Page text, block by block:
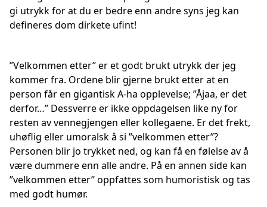
gi utrykk for at du er bedre enn andre syns jeg kan
defineres dom dirkete ufint!
”Velkommen etter” er et godt brukt utrykk der jeg
kommer fra. Ordene blir gjerne brukt etter at en
person får en gigantisk A-ha opplevelse; ”Åjaa, er det
derfor…” Dessverre er ikke oppdagelsen like ny for
resten av vennegjengen eller kollegaene. Er det frekt,
uhøflig eller umoralsk å si ”velkommen etter”?
Personen blir jo trykket ned, og kan få en følelse av å
være dummere enn alle andre. På en annen side kan
”velkommen etter” oppfattes som humoristisk og tas
med godt humør.